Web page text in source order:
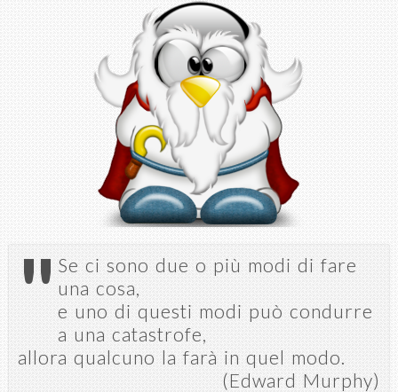
Salta al
contenuto
principale
" Se ci sono due o più modi di fare
una cosa,
e uno di questi modi può condurre
a una catastrofe,
allora qualcuno la farà in quel modo.
(Edward Murphy)